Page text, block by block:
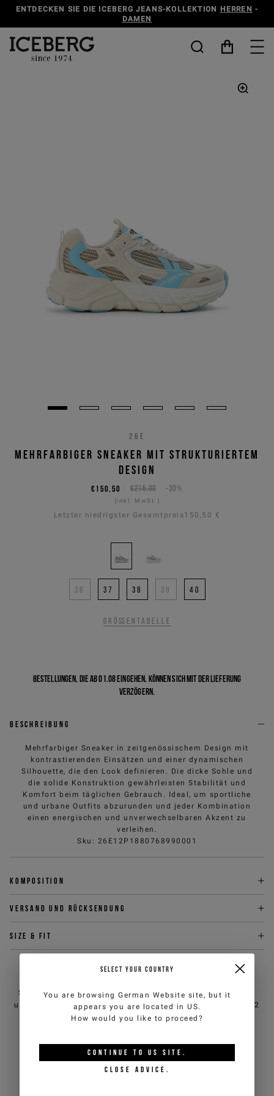
ENTDECKEN SIE DIE ICEBERG JEANS-KOLLEKTION HERREN -
DAMEN
26E
MEHRFARBIGER SNEAKER MIT STRUKTURIERTEM
DESIGN
€215,00 -30%
€150,50
(inkl. MwSt.)
Letzter niedrigster Gesamtpreis150,50 €
36 37 38 39 40
Größentabelle
Bestellungen, die ab 01.08 eingehen, können sich mit der Lieferung
verzögern.
Beschreibung
Mehrfarbiger Sneaker in zeitgenössischem Design mit
kontrastierenden Einsätzen und einer dynamischen
Silhouette, die den Look definieren. Die dicke Sohle und
die solide Konstruktion gewährleisten Stabilität und
Komfort beim täglichen Gebrauch. Ideal, um sportliche
und urbane Outfits abzurunden und jeder Kombination
einen energischen und unverwechselbaren Akzent zu
verleihen.
Sku : 26E12P1880768990001
Komposition
Versand und Rücksendung
Size & fit
BRAUCHEN SIE HILFE?
Sie können den Kundendienst von iceberg.com per E-Mail
unter
customercare@iceberg.com, wir antworten innerhalb von 2
Werktagen (Mo-Fr).
DAS KÖNNTE IHNEN AUCH
GEFALLEN
SELECT YOUR COUNTRY
You are browsing German Website site, but it
appears you are located in US.
How would you like to proceed?
CONTINUE TO US SITE.
CLOSE ADVICE.